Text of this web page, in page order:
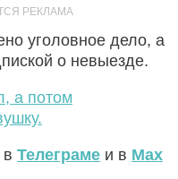
уголовное дело, а
о невыезде.
а потом
Телеграме и в Max